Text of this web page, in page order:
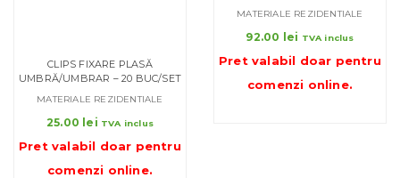
CLIPS FIXARE PLASĂ
UMBRĂ/UMBRAR – 20 BUC/SET
MATERIALE REZIDENTIALE
25.00 lei TVA inclus
Pret valabil doar pentru
comenzi online.
MATERIALE REZIDENTIALE
92.00 lei TVA inclus
Pret valabil doar pentru
comenzi online.